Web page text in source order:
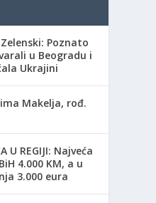
Poznato
u Beogradu i
Ukrajini
Makelja, rođ.
U REGIJI: Najveća
4.000 KM, a u
3.000 eura